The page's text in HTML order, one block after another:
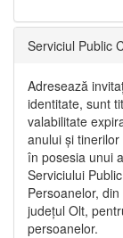
Serviciul Public
Adresează
identitate, sunt
valabilitate
anului și
în posesia unui
Serviciului
Persoanelor,
județul Olt,
persoanelor.